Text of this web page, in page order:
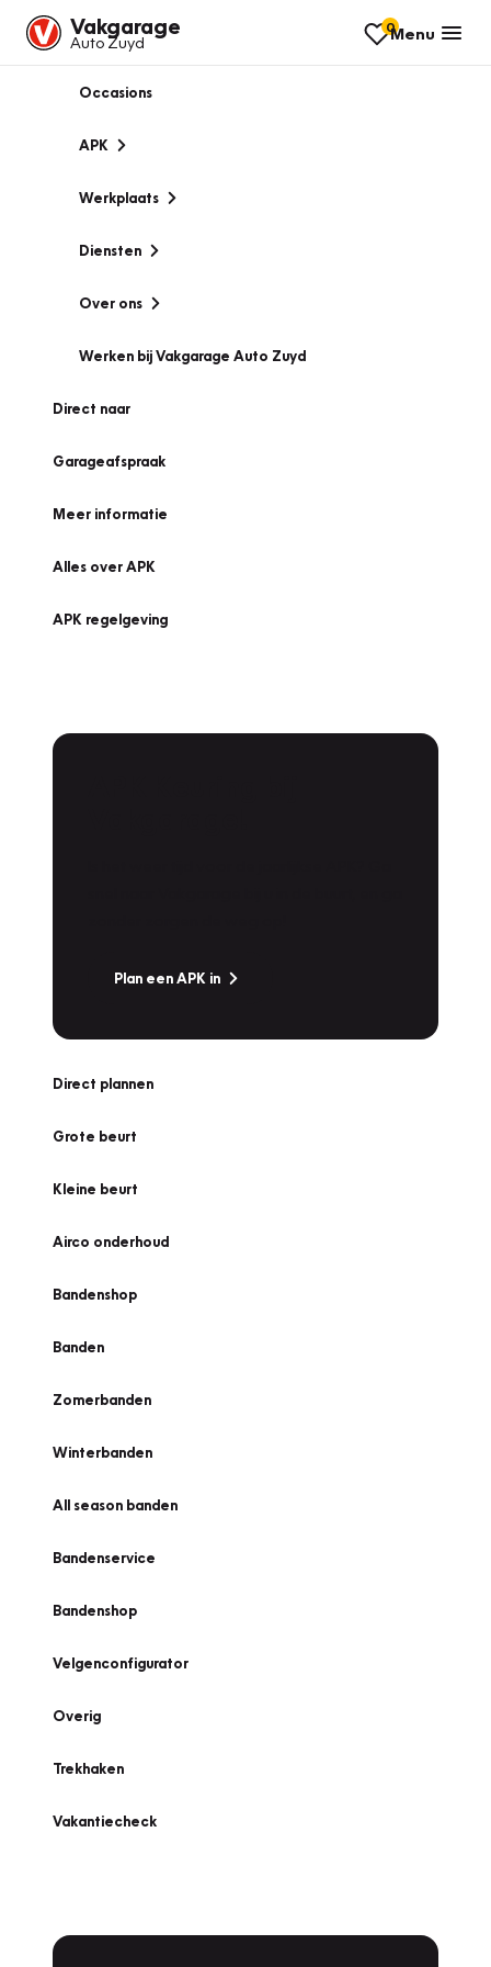
Vakgarage
Auto Zuyd
0Menu
Occasions
APK
Werkplaats
Diensten
Over ons
Werken bij Vakgarage Auto Zuyd
Direct naar
Garageafspraak
Meer informatie
Alles over APK
APK regelgeving
Plan een APK in
Direct plannen
Grote beurt
Kleine beurt
Airco onderhoud
Bandenshop
Banden
Zomerbanden
Winterbanden
All season banden
Bandenservice
Bandenshop
Velgenconfigurator
Overig
Trekhaken
Vakantiecheck